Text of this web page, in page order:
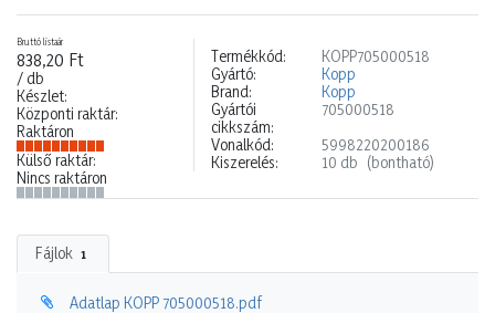
Bruttó listaár
838,20 Ft
/ db
Készlet:
Központi raktár:
Raktáron
Külső raktár:
Nincs raktáron
Termékkód:
KOPP705000518
Gyártó:
Kopp
Brand:
Kopp
Gyártói
cikkszám:
705000518
Vonalkód:
5998220200186
Kiszerelés:
10 db (bontható)
Fájlok 1
Adatlap KOPP 705000518.pdf